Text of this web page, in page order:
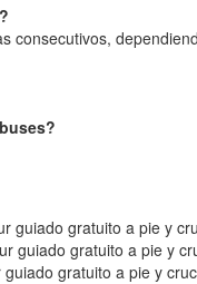
consecutivos,
guiado gratuito a pie y
guiado gratuito a pie y
gratuito a pie y